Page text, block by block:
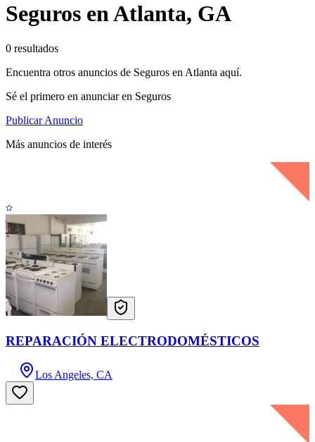
Seguros en Atlanta, GA
0 resultados
Encuentra otros anuncios de Seguros en Atlanta aquí.
Sé el primero en anunciar en Seguros
Publicar Anuncio
Más anuncios de interés
REPARACIÓN ELECTRODOMÉSTICOS
Los Angeles, CA